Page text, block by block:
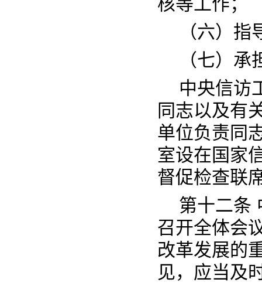
（六）
（七）
中央信访
同志以及有
单位负责同
室设在国家
督促检查联
第十二条
召开全体会
改革发展的
见，应当及